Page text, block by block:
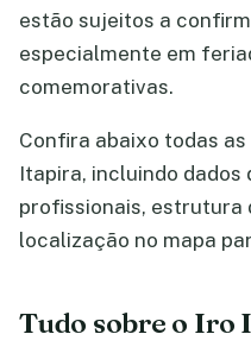
estão sujeitos a
especialmente em
comemorativas.
Confira abaixo todas
Itapira, incluindo dados
profissionais, estrutura
localização no mapa
Tudo sobre o Iro